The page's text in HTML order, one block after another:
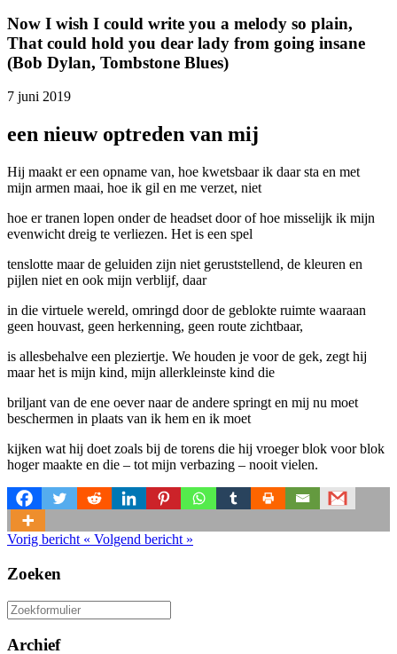
Now I wish I could write you a melody so plain,
That could hold you dear lady from going insane
(Bob Dylan, Tombstone Blues)
7 juni 2019
een nieuw optreden van mij
Hij maakt er een opname van, hoe kwetsbaar ik daar sta en met
mijn armen maai, hoe ik gil en me verzet, niet
hoe er tranen lopen onder de headset door of hoe misselijk ik mijn
evenwicht dreig te verliezen. Het is een spel
tenslotte maar de geluiden zijn niet geruststellend, de kleuren en
pijlen niet en ook mijn verblijf, daar
in die virtuele wereld, omringd door de geblokte ruimte waaraan
geen houvast, geen herkenning, geen route zichtbaar,
is allesbehalve een pleziertje. We houden je voor de gek, zegt hij
maar het is mijn kind, mijn allerkleinste kind die
briljant van de ene oever naar de andere springt en mij nu moet
beschermen in plaats van ik hem en ik moet
kijken wat hij doet zoals bij de torens die hij vroeger blok voor blok
hoger maakte en die – tot mijn verbazing – nooit vielen.
Vorig bericht « Volgend bericht »
Zoeken
Zoeken
naar:
Archief